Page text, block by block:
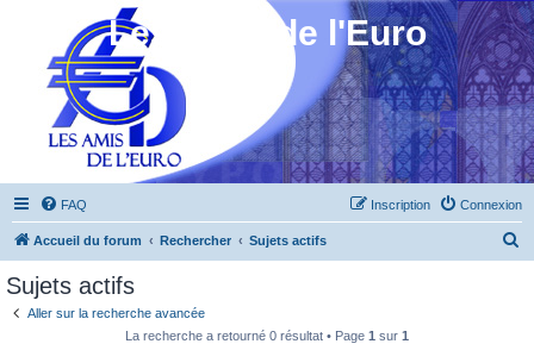
Les Amis de l'Euro
FAQ Connexion
Inscription
Accueil du forum Rechercher Sujets actifs
Sujets actifs
Aller sur la recherche avancée
La recherche a retourné 0 résultat • Page 1 sur 1